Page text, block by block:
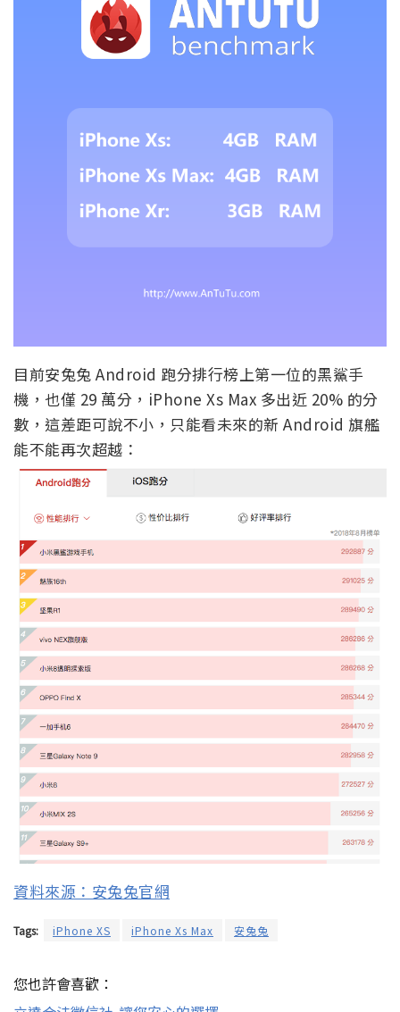
目前安兔兔 Android 跑分排行榜上第一位的黑鯊手
機，也僅 29 萬分，iPhone Xs Max 多出近 20% 的分
數，這差距可說不小，只能看未來的新 Android 旗艦
能不能再次超越：
資料來源：安兔兔官網
Tags: iPhone XS iPhone Xs Max 安兔兔
您也許會喜歡：